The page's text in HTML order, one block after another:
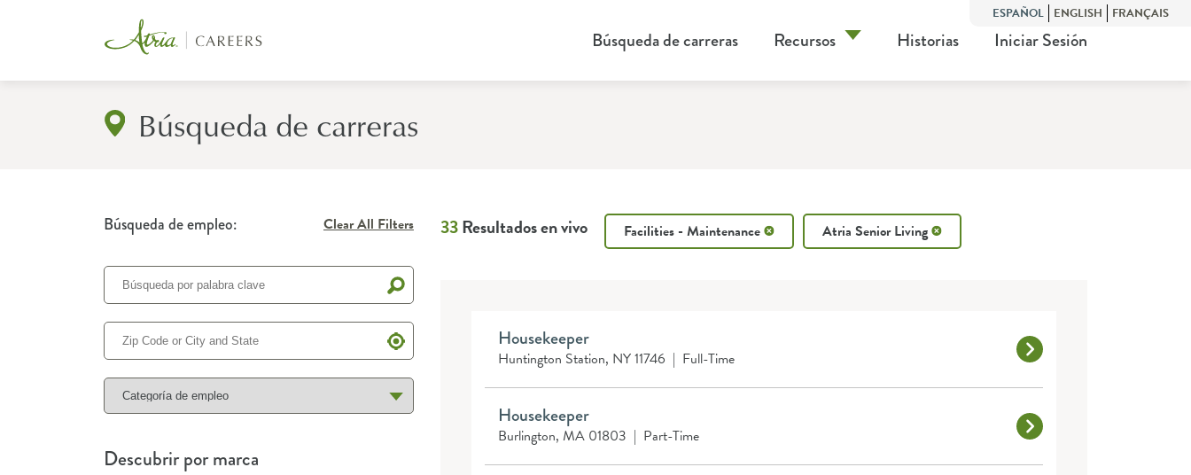
ESPAÑOL ENGLISH FRANÇAIS
Búsqueda de carreras Recursos Historias Iniciar Sesión
Búsqueda de carreras
Búsqueda de empleo: Clear All Filters
Descubrir por marca
33Resultados en vivo Facilities - Maintenance Atria Senior Living
Housekeeper
Huntington Station, NY 11746 | Full-Time
Housekeeper
Burlington, MA 01803 | Part-Time